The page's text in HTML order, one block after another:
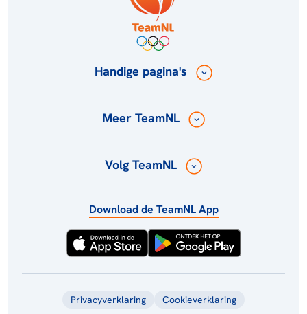
Handige pagina's
Meer TeamNL
Volg TeamNL
Download de TeamNL App
Privacyverklaring Cookieverklaring